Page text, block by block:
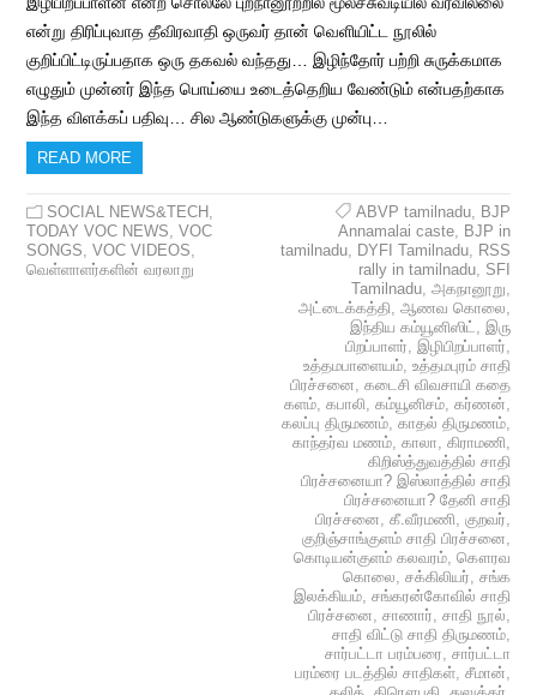
என்று திரிப்புவாத தீவிரவாதி ஒருவர் தான் வெளியிட்ட நூலில்
குறிப்பிட்டிருப்பதாக ஒரு தகவல் வந்தது… இழிந்தோர் பற்றி சுருக்கமாக
எழுதும் முன்னர் இந்த பொய்யை உடைத்தெறிய வேண்டும் என்பதற்காக
இந்த விளக்கப் பதிவு… சில ஆண்டுகளுக்கு முன்பு…
READ MORE
SOCIAL NEWS&TECH ,
TODAY VOC NEWS,VOC
SONGS,VOC VIDEOS,
வெள்ளாளர்களின் வரலாறு
ABVP tamilnadu, BJP
Annamalai caste, BJP in
tamilnadu, DYFI Tamilnadu, RSS
rally in tamilnadu, SFI
Tamilnadu, அகநானூறு,
அட்டைக்கத்தி, ஆணவ கொலை,
இந்திய கம்யூனிஸிட், இரு
பிறப்பாளர், இழிபிறப்பாளர்,
உத்தமபாளையம், உத்தமபுரம் சாதி
பிரச்சனை, கடைசி விவசாயி கதை
களம், கபாலி, கம்யூனிசம், கர்ணன்,
கலப்பு திருமணம், காதல் திருமணம்,
காந்தர்வ மணம், காலா, கிராமணி,
கிறிஸ்த்துவத்தில் சாதி
பிரச்சனையா? இஸ்லாத்தில் சாதி
பிரச்சனையா? தேனி சாதி
பிரச்சனை, கீ.வீரமணி, குறவர்,
குறிஞ்சாங்குளம் சாதி பிரச்சனை,
கொடியன்குளம் கலவரம், கௌரவ
கொலை, சக்கிலியர், சங்க
இலக்கியம், சங்கரன்கோவில் சாதி
பிரச்சனை, சாணார், சாதி நூல்,
சாதி விட்டு சாதி திருமணம்,
சார்பட்டா பரம்பரை, சார்பட்டா
பரம்ரை படத்தில் சாதிகள், சீமான்,